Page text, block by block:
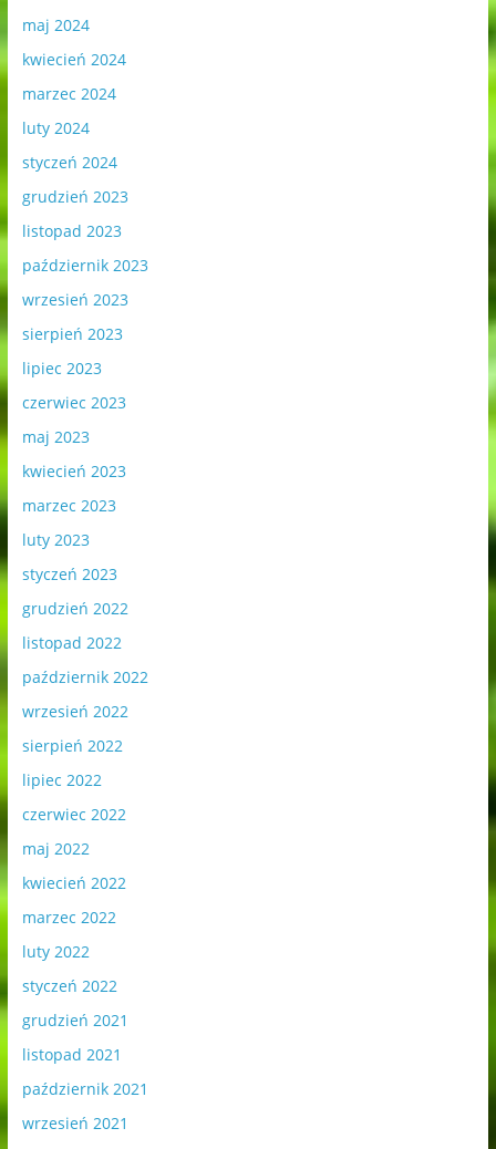
maj 2024
kwiecień 2024
marzec 2024
luty 2024
styczeń 2024
grudzień 2023
listopad 2023
październik 2023
wrzesień 2023
sierpień 2023
lipiec 2023
czerwiec 2023
maj 2023
kwiecień 2023
marzec 2023
luty 2023
styczeń 2023
grudzień 2022
listopad 2022
październik 2022
wrzesień 2022
sierpień 2022
lipiec 2022
czerwiec 2022
maj 2022
kwiecień 2022
marzec 2022
luty 2022
styczeń 2022
grudzień 2021
listopad 2021
październik 2021
wrzesień 2021